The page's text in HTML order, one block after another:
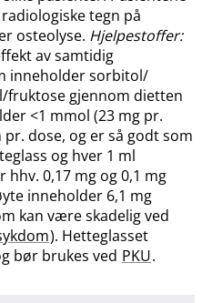
tegn på
osteolyse. Hjelpestoffer:
av samtidig
inneholder sorbitol​/​
​fruktose gjennom dietten
<1 mmol (23 mg pr.
dose, og er så godt som
og hver 1 ml
0,17 mg og 0,1 mg
inneholder 6,1 mg
kan være skadelig ved
). Hetteglasset
bør brukes ved PKU.